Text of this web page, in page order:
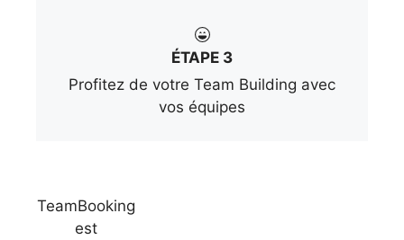
ÉTAPE 3
Profitez de votre Team Building avec
vos équipes
TeamBooking
est